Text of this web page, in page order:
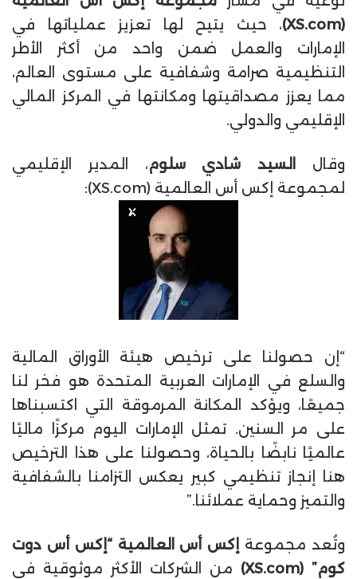
(XS.com)
، حيث يتيح لها تعزيز عملياتها في
الإمارات والعمل ضمن واحد من أكثر الأطر
التنظيمية صرامة وشفافية على مستوى العالم،
مما يعزز مصداقيتها ومكانتها في المركز المالي
الإقليمي والدولي.
وقال السيد شادي سلوم، المدير الإقليمي
لمجموعة إكس أس العالمية (XS.com):
“إن حصولنا على ترخيص هيئة الأوراق المالية
والسلع في الإمارات العربية المتحدة هو فخر لنا
جميعًا، ويؤكد المكانة المرموقة التي اكتسبناها
على مر السنين. تمثل الإمارات اليوم مركزًا ماليًا
عالميًا نابضًا بالحياة، وحصولنا على هذا الترخيص
هنا إنجاز تنظيمي كبير يعكس التزامنا بالشفافية
والتميز وحماية عملائنا.”
وتُعد مجموعة إكس أس العالمية “إكس أس دوت
كوم” (XS.com)
من الشركات الأكثر موثوقية في